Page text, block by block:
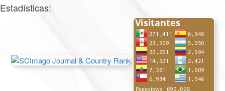
Estadísticas: